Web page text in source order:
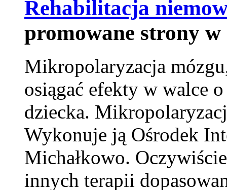
Rehabilitacja
promowane strony
Mikropolaryzacja
osiągać efekty w walce
dziecka.
Wykonuje ją Ośrodek
Michałkowo.
innych terapii